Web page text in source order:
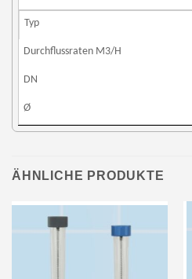
ÄHNLICHE PRODUKTE